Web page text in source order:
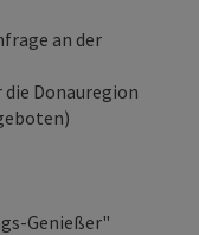
an der
Donauregion
Genießer"